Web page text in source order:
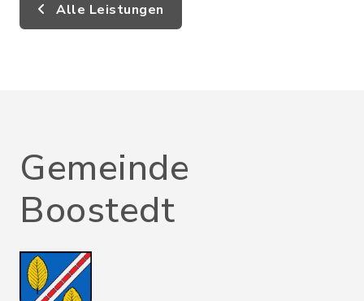
Alle Leistungen
Gemeinde
Boostedt